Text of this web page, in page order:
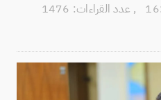
, عدد القراءات: 1476